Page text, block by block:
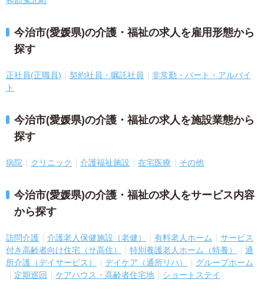
今治市(愛媛県)の介護・福祉の求人を雇用形態から
探す
正社員(正職員) 契約社員・嘱託社員
非常勤・パート・アルバイ
ト
今治市(愛媛県)の介護・福祉の求人を施設業態から
探す
病院 クリニック 介護福祉施設 在宅医療 その他
今治市(愛媛県)の介護・福祉の求人をサービス内容
から探す
訪問介護 介護老人保健施設（老健） 有料老人ホーム
サービス
付き高齢者向け住宅（サ高住）
特別養護老人ホーム（特養）
通
所介護（デイサービス）
デイケア（通所リハ）
グループホーム
定期巡回
ケアハウス・高齢者住宅地 ショートステイ